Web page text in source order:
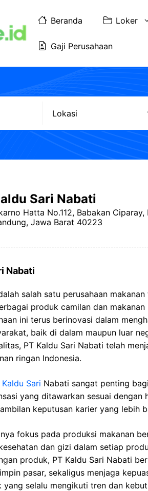
Beranda Loker
Gaji Perusahaan
Sari Nabati
Hatta No.112, Babakan Ciparay,
Jawa Barat 40223
Nabati
salah satu perusahaan
produk camilan dan
ini terus berinovasi dalam
baik di dalam maupun luar
PT Kaldu Sari Nabati telah
ringan Indonesia.
Sari Nabati sangat penting
yang ditawarkan sesuai dengan
keputusan karier yang lebih
fokus pada produksi makanan
dan gizi dalam setiap
produk, PT Kaldu Sari Nabati
pasar, sekaligus menjaga
selalu mengikuti tren dan